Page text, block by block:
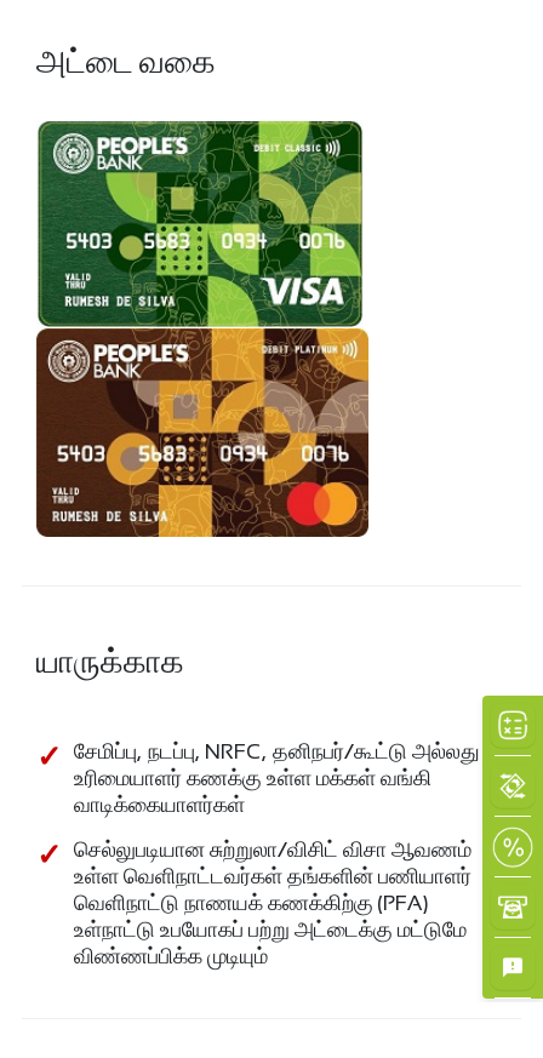
அட்டை வகை
யாருக்காக
சேமிப்பு, நடப்பு, NRFC, தனிநபர்/கூட்டு அல்லது
உரிமையாளர் கணக்கு உள்ள மக்கள் வங்கி
வாடிக்கையாளர்கள்
செல்லுபடியான சுற்றுலா/விசிட் விசா ஆவணம்
உள்ள வெளிநாட்டவர்கள் தங்களின் பணியாளர்
வெளிநாட்டு நாணயக் கணக்கிற்கு (PFA)
உள்நாட்டு உபயோகப் பற்று அட்டைக்கு மட்டுமே
விண்ணப்பிக்க முடியும்
×